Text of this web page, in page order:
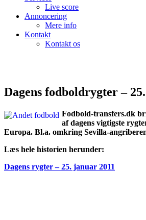
Live score
Annoncering
Mere info
Kontakt
Kontakt os
Dagens fodboldrygter –
Fodbold-transfers.dk
af dagens vigtigste
Europa. Bl.a. omkring Sevilla-
Læs hele historien herunder:
Dagens rygter – 25. januar 2011